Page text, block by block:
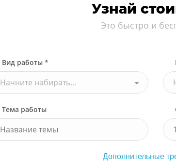
Узнай
Это быстро и
Вид работы *
Начните набирать...
Тема работы
Дополнительные